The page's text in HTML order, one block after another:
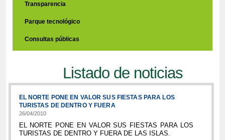
Transparencia
Parque tecnológico
Consultas públicas
Listado de noticias
EL NORTE PONE EN VALOR SUS FIESTAS PARA LOS
TURISTAS DE DENTRO Y FUERA
26/04/2010
EL NORTE PONE EN VALOR SUS FIESTAS PARA LOS
TURISTAS DE DENTRO Y FUERA DE LAS ISLAS.